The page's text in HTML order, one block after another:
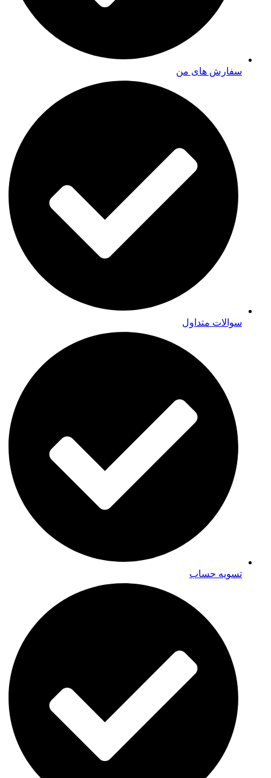
سفارش های من
سوالات متداول
تسویه حساب